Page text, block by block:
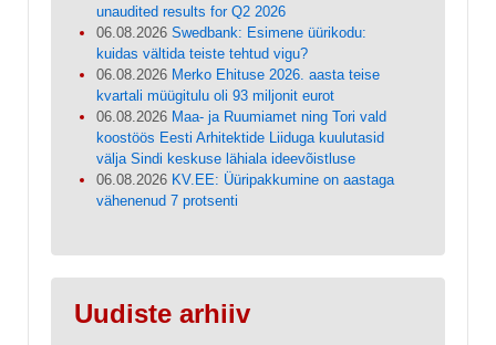
unaudited results for Q2 2026
06.08.2026 Swedbank: Esimene üürikodu:
kuidas vältida teiste tehtud vigu?
06.08.2026 Merko Ehituse 2026. aasta teise
kvartali müügitulu oli 93 miljonit eurot
06.08.2026 Maa- ja Ruumiamet ning Tori vald
koostöös Eesti Arhitektide Liiduga kuulutasid
välja Sindi keskuse lähiala ideevõistluse
06.08.2026 KV.EE: Üüripakkumine on aastaga
vähenenud 7 protsenti
Uudiste arhiiv